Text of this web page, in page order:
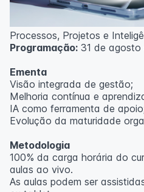
Processos, Projetos e
Programação: 31 de agosto
Ementa
Visão integrada de gestão;
Melhoria contínua e
IA como ferramenta de
Evolução da maturidade
Metodologia
100% da carga horária do
aulas ao vivo.
As aulas podem ser